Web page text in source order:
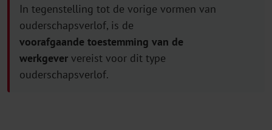
In tegenstelling tot de vorige vormen van
ouderschapsverlof, is de
voorafgaande toestemming van de
werkgever vereist voor dit type
ouderschapsverlof.